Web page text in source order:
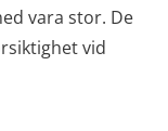
vara stor. De
vid